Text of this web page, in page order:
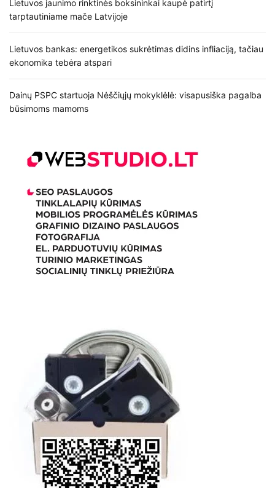
Lietuvos jaunimo rinktinės boksininkai kaupė patirtį
tarptautiniame mače Latvijoje
Lietuvos bankas: energetikos sukrėtimas didins infliaciją, tačiau
ekonomika tebėra atspari
Dainų PSPC startuoja Nėščiųjų mokyklėlė: visapusiška pagalba
būsimoms mamoms